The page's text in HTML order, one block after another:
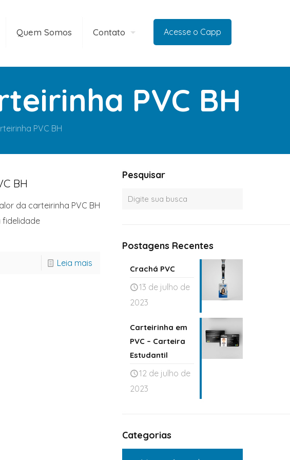
Quem Somos Contato Acesse o Capp
PVC BH
PVC BH
BH
da carteirinha PVC BH
fidelidade
Leia mais
Pesquisar
Postagens Recentes
Crachá PVC
13 de julho de
2023
Carteirinha em
PVC – Carteira
Estudantil
12 de julho de
2023
Categorias